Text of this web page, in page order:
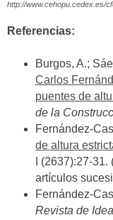
http://www.cehopu.cedex.es/
Referencias:
Burgos, A.;
Carlos
puentes de
de la
Fernández-
de altura
I (2637):27-
artículos
Fernández-
Revista de